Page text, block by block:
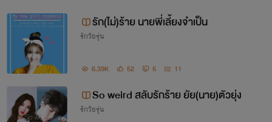
รัก(ไม่)ร้าย นายพี่เลี้ยงจำเป็น
รักวัยรุ่น
6.39K 52 5 11
So weird สลับรักร้าย ยัย(นาย)ตัวยุ่ง
รักวัยรุ่น